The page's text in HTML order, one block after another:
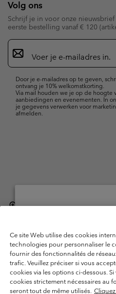
Volg ons
Schrijf je in voor onze
eerste bestelling vanaf € 120
Aanmelden
voor
e-
Door je e-mailadres op te geven,
ontvang je 10% welkomstkorting.
Via mail houden we je op de hoogte
aanbiedingen en evenementen. In
je gegevens verwerken voor
afmelden.
België (Nederlands) |
Gebruiksvoorwaarden
Privacybeleid
Gebruiksvoorwaarden
Voorwaarden voor door gebruikers
Cookies
Ce site Web utilise des cookies
technologies pour personnaliser le
fournir des fonctionnalités de
trafic. Veuillez préciser si vous
cookies via les options ci-dessous.
cookies strictement nécessaires au
seront tout de même utilisés.
Online
United States
Belgium-English